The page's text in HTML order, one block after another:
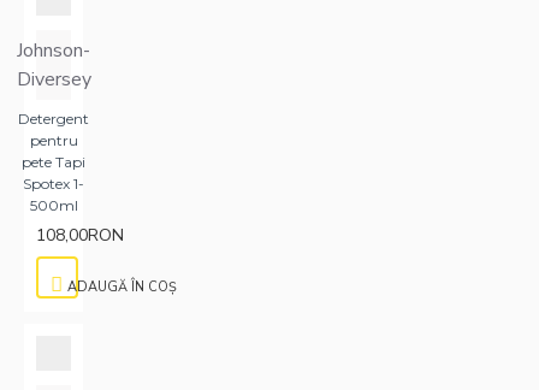
Johnson-
Diversey
Detergent
pentru
pete Tapi
Spotex 1-
500ml
108,00RON
ADAUGĂ ÎN COŞ